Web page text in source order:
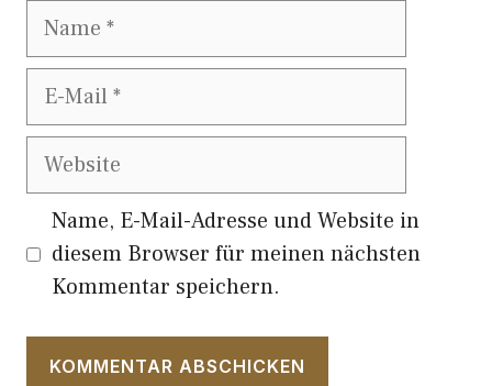
Name
E-
Website
Name, E-Mail-Adresse und Website in
diesem Browser für meinen nächsten
Kommentar speichern.